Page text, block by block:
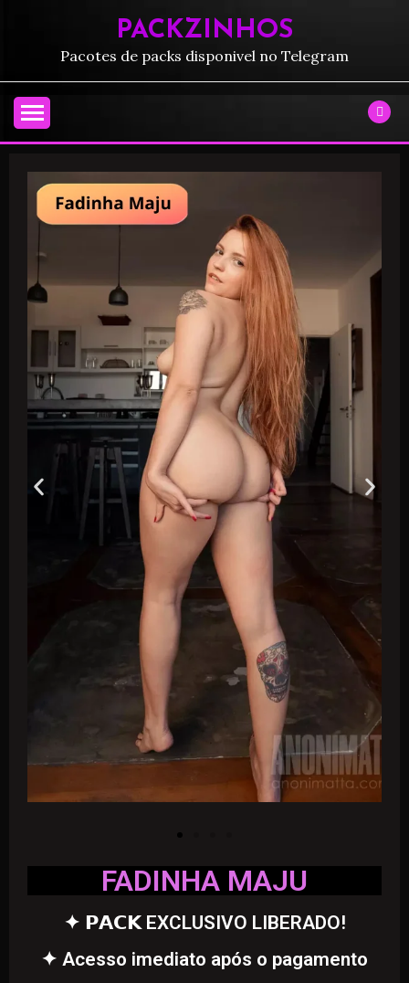
PACKZINHOS
Pacotes de packs disponivel no Telegram
FADINHA MAJU
✦ 𝗣𝗔𝗖𝗞 EXCLUSIVO LIBERADO!
✦ Acesso imediato após o pagamento